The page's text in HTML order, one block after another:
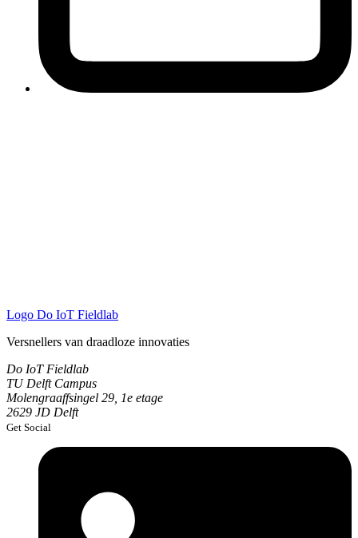
Logo Do IoT Fieldlab
Versnellers van draadloze innovaties
Do IoT Fieldlab
TU Delft Campus
Molengraaffsingel 29, 1e etage
2629 JD Delft
Get Social